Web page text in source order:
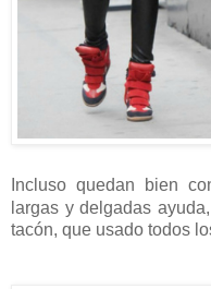
Incluso quedan bien
largas y delgadas
tacón, que usado todos